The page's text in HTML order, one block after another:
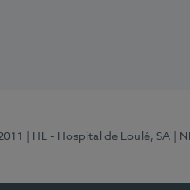
| HL - Hospital de Loulé, SA |